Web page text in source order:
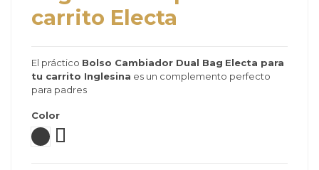
carrito Electa
El práctico Bolso Cambiador Dual Bag Electa para
tu carrito Inglesina es un complemento perfecto
para padres
Color
Upper Black